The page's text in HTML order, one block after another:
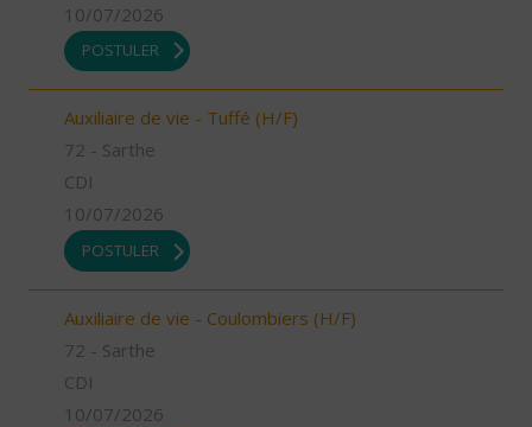
10/07/2026
POSTULER
Auxiliaire de vie - Tuffé (H/F)
72 - Sarthe
CDI
10/07/2026
POSTULER
Auxiliaire de vie - Coulombiers (H/F)
72 - Sarthe
CDI
10/07/2026